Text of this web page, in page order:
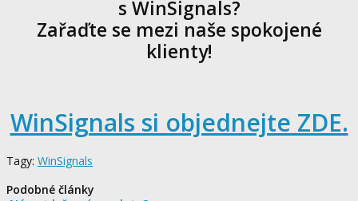
s WinSignals?
Zařaďte se mezi naše spokojené
klienty!
WinSignals si objednejte ZDE.
Tagy: WinSignals
Podobné články